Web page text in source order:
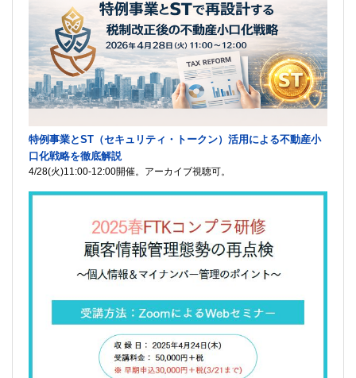
特例事業とST（セキュリティ・トークン）活用による不動産小
口化戦略を徹底解説
4/28(火)11:00-12:00開催。アーカイブ視聴可。